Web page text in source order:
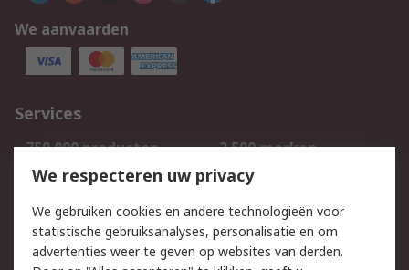
We aanvaarden
Services
750.000 producten
2.500 merken
Bestellen
Inkoopoplossingen
Track & Trace
We respecteren uw privacy
We gebruiken cookies en andere technologieën voor
statistische gebruiksanalyses, personalisatie en om
advertenties weer te geven op websites van derden.